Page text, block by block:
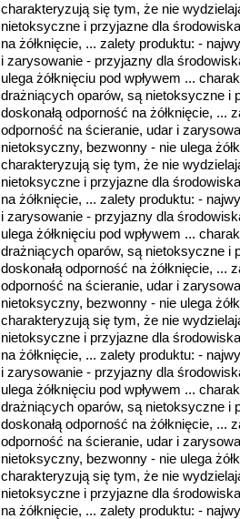
charakteryzują się tym, że nie
nietoksyczne i przyjazne dla
na żółknięcie, ... zalety produktu: -
i zarysowanie - przyjazny dla
ulega żółknięciu pod wpływem ...
drażniących oparów, są nietoksyczne i
doskonałą odporność na żółknięcie, ...
odporność na ścieranie, udar i
nietoksyczny, bezwonny - nie ulega
charakteryzują się tym, że nie
nietoksyczne i przyjazne dla
na żółknięcie, ... zalety produktu: -
i zarysowanie - przyjazny dla
ulega żółknięciu pod wpływem ...
drażniących oparów, są nietoksyczne i
doskonałą odporność na żółknięcie, ...
odporność na ścieranie, udar i
nietoksyczny, bezwonny - nie ulega
charakteryzują się tym, że nie
nietoksyczne i przyjazne dla
na żółknięcie, ... zalety produktu: -
i zarysowanie - przyjazny dla
ulega żółknięciu pod wpływem ...
drażniących oparów, są nietoksyczne i
doskonałą odporność na żółknięcie, ...
odporność na ścieranie, udar i
nietoksyczny, bezwonny - nie ulega
charakteryzują się tym, że nie
nietoksyczne i przyjazne dla
na żółknięcie, ... zalety produktu: -